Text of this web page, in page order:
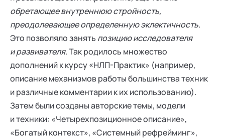
обретающее внутреннюю стройность,
преодолевающее определенную эклектичность.
Это позволяло занять позицию исследователя
и развивателя. Так родилось множество
дополнений к курсу «НЛП-Практик» (например,
описание механизмов работы большинства техник
и различные комментарии к их использованию).
Затем были созданы авторские темы, модели
и техники: «Четырехпозиционное описание»,
«Богатый контекст», «Системный рефрейминг»,